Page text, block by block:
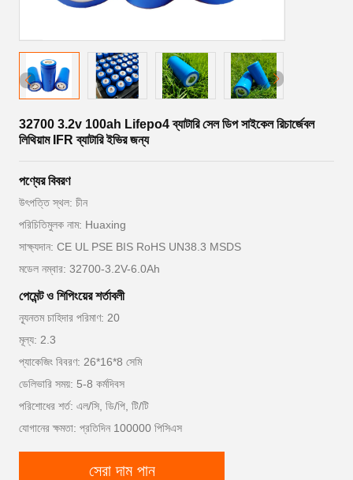
32700 3.2v 100ah Lifepo4 ব্যাটারি সেল ডিপ সাইকেল রিচার্জেবল
লিথিয়াম IFR ব্যাটারি ইভির জন্য
পণ্যের বিবরণ
উৎপত্তি স্থল: চীন
পরিচিতিমুলক নাম: Huaxing
সাক্ষ্যদান: CE UL PSE BIS RoHS UN38.3 MSDS
মডেল নম্বার: 32700-3.2V-6.0Ah
পেমেন্ট ও শিপিংয়ের শর্তাবলী
ন্যূনতম চাহিদার পরিমাণ: 20
মূল্য: 2.3
প্যাকেজিং বিবরণ: 26*16*8 সেমি
ডেলিভারি সময়: 5-8 কর্মদিবস
পরিশোধের শর্ত: এল/সি, ডি/পি, টি/টি
যোগানের ক্ষমতা: প্রতিদিন 100000 পিসিএস
সেরা দাম পান